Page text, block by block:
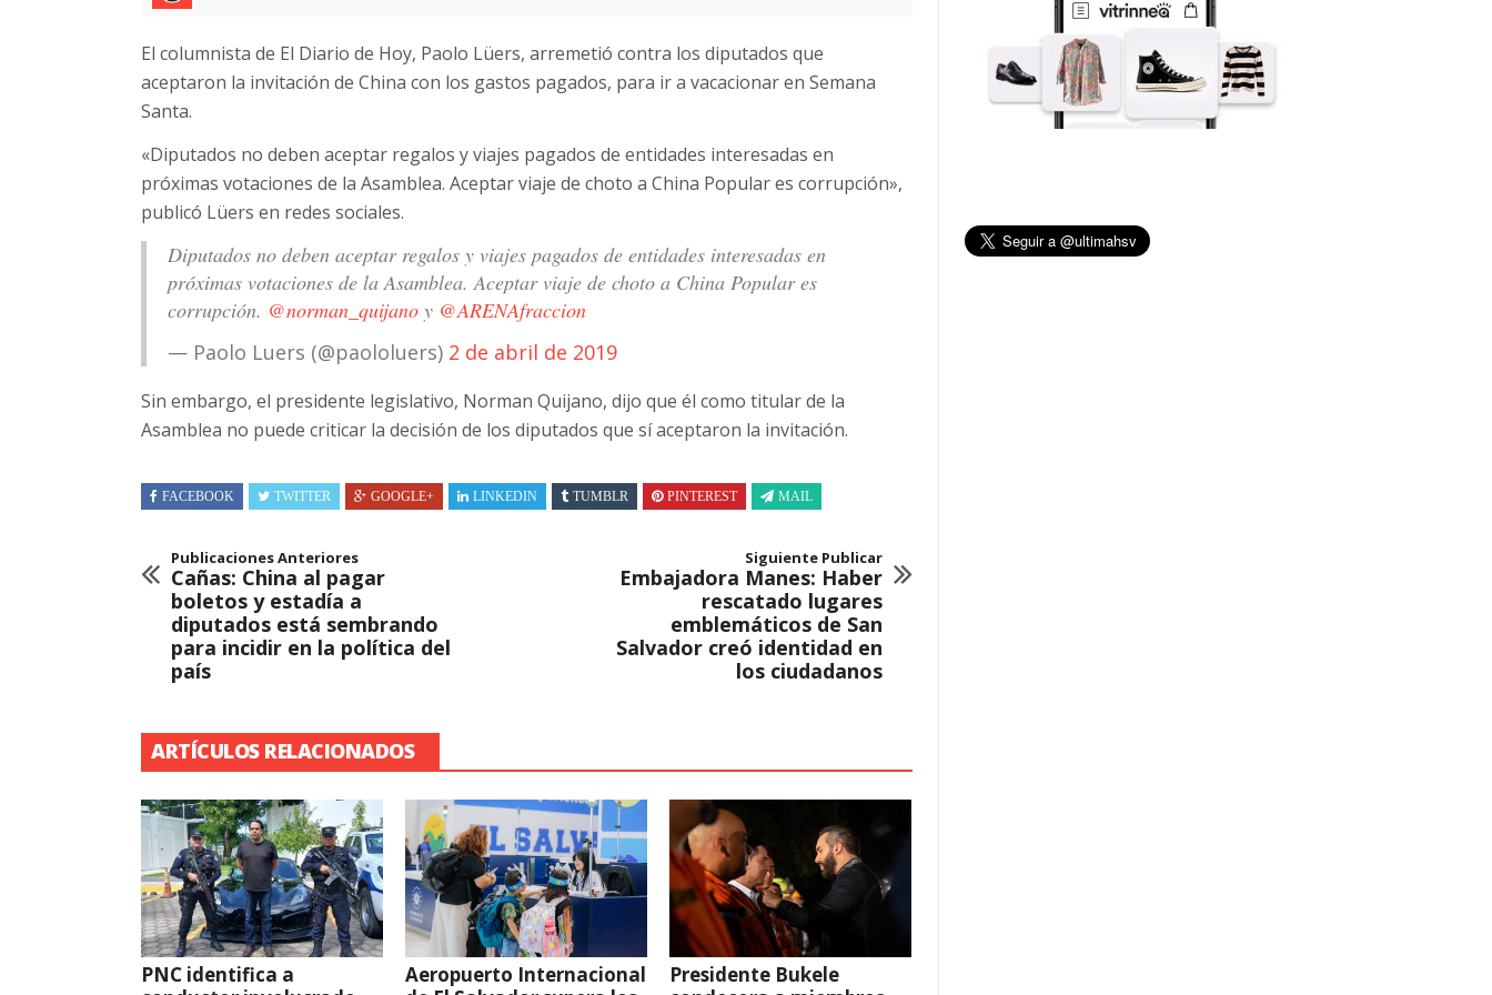
El columnista de El Diario de Hoy, Paolo Lüers, arremetió contra los diputados que
aceptaron la invitación de China con los gastos pagados, para ir a vacacionar en Semana
Santa.
«Diputados no deben aceptar regalos y viajes pagados de entidades interesadas en
próximas votaciones de la Asamblea. Aceptar viaje de choto a China Popular es corrupción»,
publicó Lüers en redes sociales.
Diputados no deben aceptar regalos y viajes pagados de entidades interesadas en
próximas votaciones de la Asamblea. Aceptar viaje de choto a China Popular es
corrupción. @norman_quijano y @ARENAfraccion
— Paolo Luers (@paololuers) 2 de abril de 2019
Sin embargo, el presidente legislativo, Norman Quijano, dijo que él como titular de la
Asamblea no puede criticar la decisión de los diputados que sí aceptaron la invitación.
FACEBOOK TWITTER GOOGLE+ LINKEDIN TUMBLR PINTEREST MAIL
Publicaciones Anteriores
Cañas: China al pagar
boletos y estadía a
diputados está sembrando
para incidir en la política del
país
Siguiente Publicar
Embajadora Manes: Haber
rescatado lugares
emblemáticos de San
Salvador creó identidad en
los ciudadanos
ARTÍCULOS RELACIONADOS
PNC identifica a
Aeropuerto Internacional
Presidente Bukele